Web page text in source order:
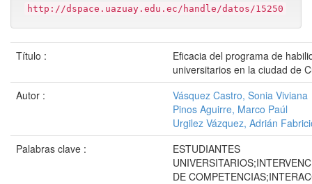
http://dspace.uazuay.edu.ec/handle/datos/15250
Título :
Eficacia del programa de
universitarios en la ciudad de
Autor :
Vásquez Castro, Sonia Viviana
Pinos Aguirre, Marco Paúl
Urgilez Vázquez, Adrián
Palabras clave :
ESTUDIANTES
DE